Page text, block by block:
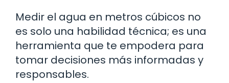
Medir el agua en metros cúbicos no
es solo una habilidad técnica; es una
herramienta que te empodera para
tomar decisiones más informadas y
responsables.